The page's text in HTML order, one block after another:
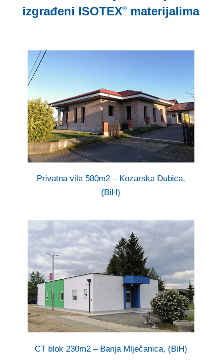
izgrađeni ISOTEX® materijalima
Privatna vila 580m2 – Kozarska Dubica,
(BiH)
CT blok 230m2 – Banja Mlječanica, (BiH)